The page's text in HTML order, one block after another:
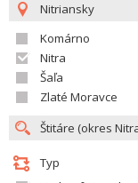
Nitriansky
Komárno
Nitra
Šaľa
Zlaté Moravce
Typ